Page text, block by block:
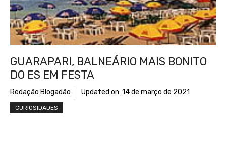
GUARAPARI, BALNEÁRIO MAIS BONITO
DO ES EM FESTA
Redação Blogadão Updated on: 14 de março de 2021
CURIOSIDADES